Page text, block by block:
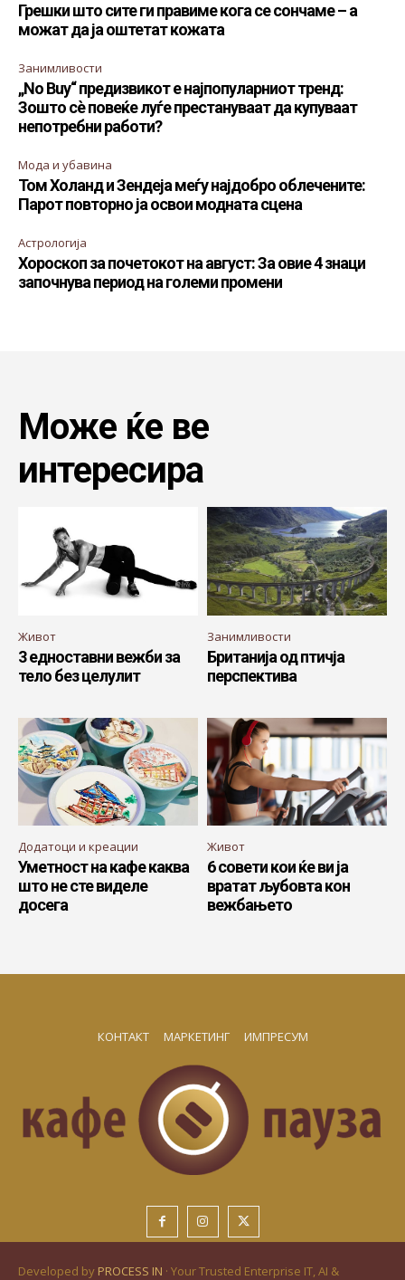
Грешки што сите ги правиме кога се сончаме – а
можат да ја оштетат кожата
Занимливости
„No Buy“ предизвикот е најпопуларниот тренд:
Зошто сè повеќе луѓе престануваат да купуваат
непотребни работи?
Мода и убавина
Том Холанд и Зендеја меѓу најдобро облечените:
Парот повторно ја освои модната сцена
Астрологија
Хороскоп за почетокот на август: За овие 4 знаци
започнува период на големи промени
Може ќе ве
интересира
Живот
3 едноставни вежби за
тело без целулит
Занимливости
Британија од птичја
перспектива
Додатоци и креации
Уметност на кафе каква
што не сте виделе
досега
Живот
6 совети кои ќе ви ја
вратат љубовта кон
вежбањето
КОНТАКТ МАРКЕТИНГ ИМПРЕСУМ
Developed by PROCESS IN · Your Trusted Enterprise IT, AI &